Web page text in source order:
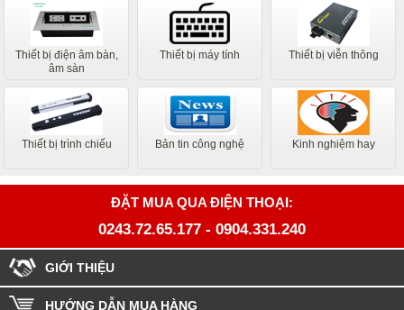
Thiết bị điện âm bàn,
âm sàn
Thiết bị máy tính Thiết bị viễn thông
Thiết bị trình chiếu Bản tin công nghệ Kinh nghiệm hay
ĐẶT MUA QUA ĐIỆN THOẠI:
0243.72.65.177 - 0904.331.240
GIỚI THIỆU
HƯỚNG DẪN MUA HÀNG